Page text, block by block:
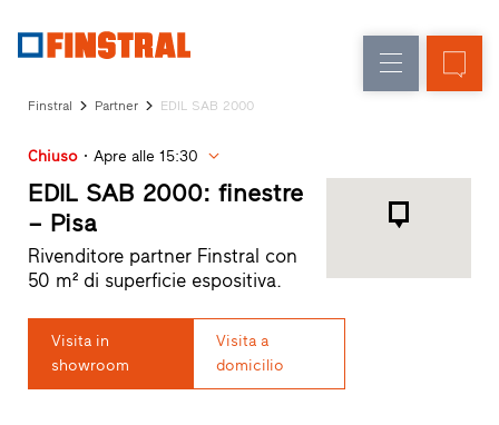
d’ingresso
vetrate
costruzione
per
il
progettista
Programma
per
Partner
Ricerca
rivenditori
Finstral Partner EDIL SAB 2000
Chiuso Apre alle 15:30
EDIL SAB 2000: finestre
– Pisa
Rivenditore partner Finstral con
50 m² di superficie espositiva.
Visita in
showroom
Visita a
domicilio